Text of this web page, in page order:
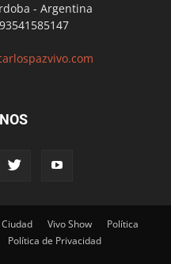
- Argentina
Ciudad Vivo Show
Política
Política de Privacidad